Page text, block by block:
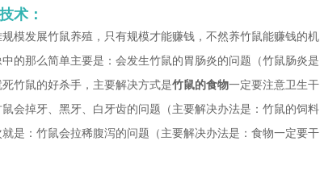
术：
模发展竹鼠养殖，只有规模才能赚钱，不然养竹鼠能赚钱的机
的那么简单主要是：会发生竹鼠的胃肠炎的问题（竹鼠肠炎是
竹鼠的好杀手，主要解决方式是竹鼠的食物一定要注意卫生干
会掉牙、黑牙、白牙齿的问题（主要解决办法是：竹鼠的饲料
是：竹鼠会拉稀腹泻的问题（主要解决办法是：食物一定要干